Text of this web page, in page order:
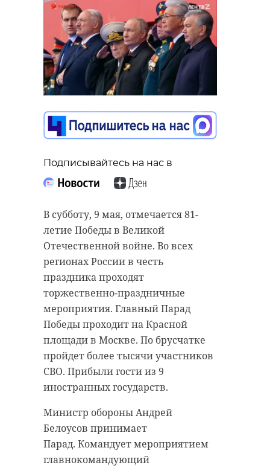
Подписывайтесь на нас в
В субботу, 9 мая, отмечается 81-
летие Победы в Великой
Отечественной войне. Во всех
регионах России в честь
праздника проходят
торжественно-праздничные
мероприятия. Главный Парад
Победы проходит на Красной
площади в Москве. По брусчатке
пройдет более тысячи участников
СВО. Прибыли гости из 9
иностранных государств.
Министр обороны Андрей
Белоусов принимает
Парад. Командует мероприятием
главнокомандующий